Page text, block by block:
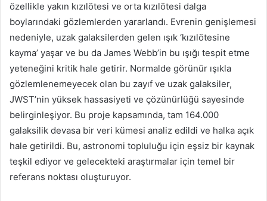
özellikle yakın kızılötesi ve orta kızılötesi dalga
boylarındaki gözlemlerden yararlandı. Evrenin genişlemesi
nedeniyle, uzak galaksilerden gelen ışık ‘kızılötesine
kayma’ yaşar ve bu da James Webb’in bu ışığı tespit etme
yeteneğini kritik hale getirir. Normalde görünür ışıkla
gözlemlenemeyecek olan bu zayıf ve uzak galaksiler,
JWST’nin yüksek hassasiyeti ve çözünürlüğü sayesinde
belirginleşiyor. Bu proje kapsamında, tam 164.000
galaksilik devasa bir veri kümesi analiz edildi ve halka açık
hale getirildi. Bu, astronomi topluluğu için eşsiz bir kaynak
teşkil ediyor ve gelecekteki araştırmalar için temel bir
referans noktası oluşturuyor.